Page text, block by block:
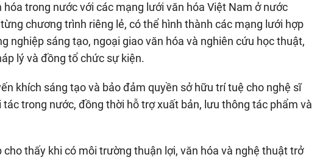
trong nước với các mạng lưới văn hóa Việt Nam ở nước
chương trình riêng lẻ, có thể hình thành các mạng lưới hợp
nghiệp sáng tạo, ngoại giao văn hóa và nghiên cứu học thuật,
lý và đồng tổ chức sự kiện.
khích sáng tạo và bảo đảm quyền sở hữu trí tuệ cho nghệ sĩ
trong nước, đồng thời hỗ trợ xuất bản, lưu thông tác phẩm và
thấy khi có môi trường thuận lợi, văn hóa và nghệ thuật trở